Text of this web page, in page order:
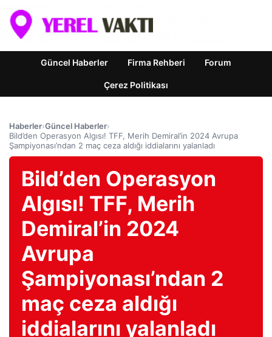
Güncel Haberler Firma Rehberi Forum
Çerez Politikası
Haberler›Güncel Haberler›
Bild’den Operasyon Algısı! TFF, Merih Demiral’in 2024 Avrupa
Şampiyonası’ndan 2 maç ceza aldığı iddialarını yalanladı
Bild’den Operasyon
Algısı! TFF, Merih
Demiral’in 2024
Avrupa
Şampiyonası’ndan 2
maç ceza aldığı
iddialarını yalanladı